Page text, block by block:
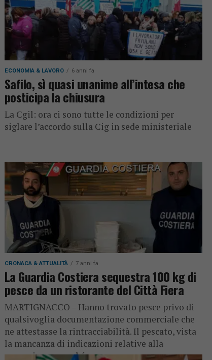
ECONOMIA & LAVORO 6 anni fa
Safilo, sì quasi unanime all’intesa che
posticipa la chiusura
La Cgil: ora ci sono tutte le condizioni per
siglare l’accordo sulla Cig in sede ministeriale
CRONACA & ATTUALITÀ 7 anni fa
La Guardia Costiera sequestra 100 kg di
pesce da un ristorante del Città Fiera
MARTIGNACCO – Hanno trovato pesce privo di
qualsivoglia documentazione commerciale che
ne attestasse la rintracciabilità. Il pescato, vista
la mancanza di indicazioni relative alla
provenienza nonché...